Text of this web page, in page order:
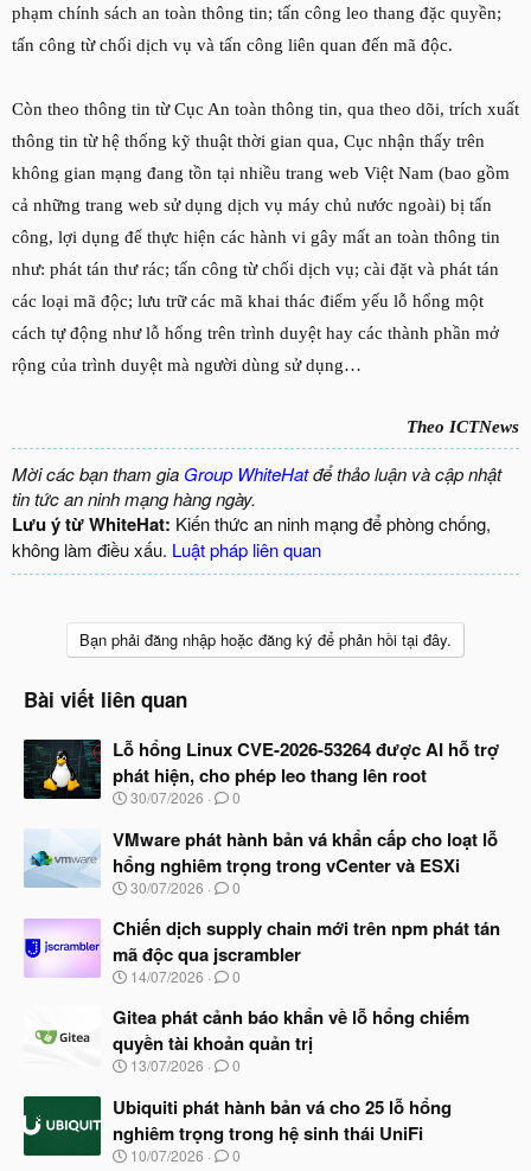
phạm chính sách an toàn thông tin; tấn công leo thang đặc quyền;
tấn công từ chối dịch vụ và tấn công liên quan đến mã độc.
Còn theo thông tin từ Cục An toàn thông tin, qua theo dõi, trích xuất
thông tin từ hệ thống kỹ thuật thời gian qua, Cục nhận thấy trên
không gian mạng đang tồn tại nhiều trang web Việt Nam (bao gồm
cả những trang web sử dụng dịch vụ máy chủ nước ngoài) bị tấn
công, lợi dụng để thực hiện các hành vi gây mất an toàn thông tin
như: phát tán thư rác; tấn công từ chối dịch vụ; cài đặt và phát tán
các loại mã độc; lưu trữ các mã khai thác điểm yếu lỗ hổng một
cách tự động như lỗ hổng trên trình duyệt hay các thành phần mở
rộng của trình duyệt mà người dùng sử dụng…
Theo ICTNews
Mời các bạn tham gia Group WhiteHatđể thảo luận và cập nhật
tin tức an ninh mạng hàng ngày.
Lưu ý từ WhiteHat: Kiến thức an ninh mạng để phòng chống,
không làm điều xấu. Luật pháp liên quan
Bạn phải đăng nhập hoặc đăng ký để phản hồi tại đây.
Bài viết liên quan
Lỗ hổng Linux CVE-2026-53264 được AI hỗ trợ
phát hiện, cho phép leo thang lên root
N
à
y
b
ắ
đ
ầ
u
30/07/2026 0
VMware phát hành bản vá khẩn cấp cho loạt lỗ
hổng nghiêm trọng trong vCenter và ESXi
N
à
b
ắ
đ
ầ
u
30/07/2026 0
Chiến dịch supply chain mới trên npm phát tán
mã độc qua jscrambler
N
à
b
ắ
đ
ầ
u
14/07/2026 0
Gitea phát cảnh báo khẩn về lỗ hổng chiếm
quyền tài khoản quản trị
N
à
y
b
ắ
13/07/2026 0
Ubiquiti phát hành bản vá cho 25 lỗ hổng
nghiêm trọng trong hệ sinh thái UniFi
N
10/07/2026 0